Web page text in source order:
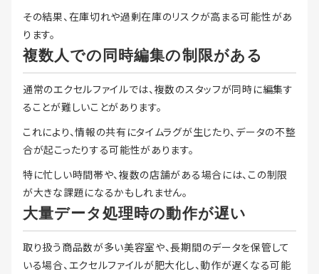
その結果、在庫切れや過剰在庫のリスクが高まる可能性があ
ります。
複数人での同時編集の制限がある
通常のエクセルファイルでは、複数のスタッフが同時に編集す
ることが難しいことがあります。
これにより、情報の共有にタイムラグが生じたり、データの不整
合が起こったりする可能性があります。
特に忙しい時間帯や、複数の店舗がある場合には、この制限
が大きな課題になるかもしれません。
大量データ処理時の動作が遅い
取り扱う商品数が多い美容室や、長期間のデータを保管して
いる場合、エクセルファイルが肥大化し、動作が遅くなる可能